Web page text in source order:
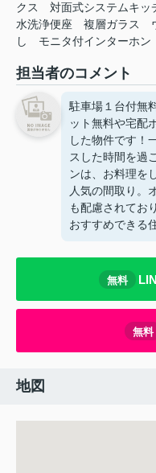
クス
対面式システムキッ
水洗浄便座
複層ガラス
し
モニタ付インターホン
担当者のコメント
駐車場１台付無
ット無料や宅配
した物件です！
スした時間を過
ンは、お料理を
人気の間取り。
も配慮されてお
おすすめできる
無料
無料
地図